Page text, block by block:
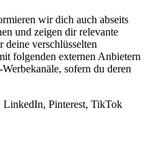
wir dich auch abseits
und zeigen dir relevante
verschlüsselten
folgenden externen Anbietern
sofern du deren
Pinterest, TikTok